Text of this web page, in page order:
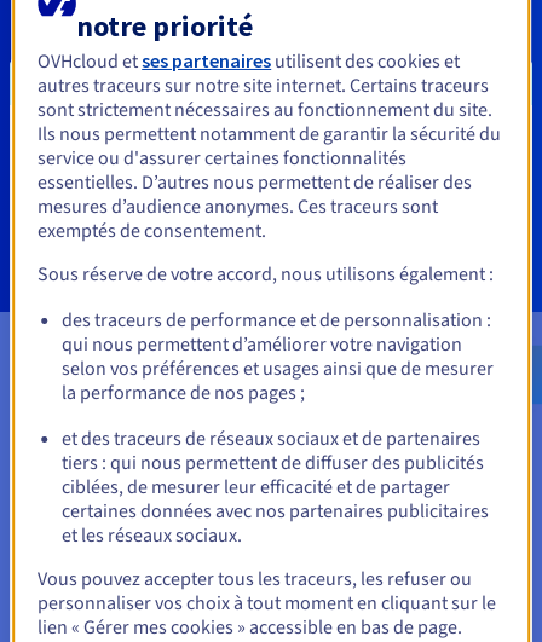
Interagissez plus facilement avec votre clientèle en
l’invitant à répondre à vos SMS, via des concours ou des
sondages. Permettez-lui de confirmer ou modifier ses
choix et de partager ses avis.
Découvrir le SMS réponse
Banques et services financiers
Vous semblez être localisé en États-
Unis.
Pour commander, rendez-vous sur le site de votre pays (États-
Allez sur le site États-Unis
us.ovhcloud.com/
Anglais USD - $
ou
Rester sur le site actuel
Sélectionner un autre site web
notre priorité
OVHcloud etses partenaires utilisent des cookies et
autres traceurs sur notre site internet. Certains traceurs
sont strictement nécessaires au fonctionnement du site.
Ils nous permettent notamment de garantir la sécurité du
service ou d'assurer certaines fonctionnalités
essentielles. D’autres nous permettent de réaliser des
mesures d’audience anonymes. Ces traceurs sont
exemptés de consentement.
Sous réserve de votre accord, nous utilisons également :
des traceurs de performance et de personnalisation :
qui nous permettent d’améliorer votre navigation
selon vos préférences et usages ainsi que de mesurer
la performance de nos pages ;
et des traceurs de réseaux sociaux et de partenaires
tiers : qui nous permettent de diffuser des publicités
ciblées, de mesurer leur efficacité et de partager
certaines données avec nos partenaires publicitaires
et les réseaux sociaux.
Vous pouvez accepter tous les traceurs, les refuser ou
personnaliser vos choix à tout moment en cliquant sur le
lien « Gérer mes cookies » accessible en bas de page.